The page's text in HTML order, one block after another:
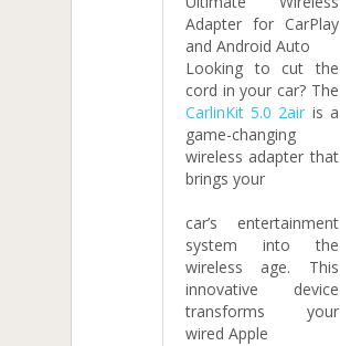
Adapter for CarPlay
and Android Auto
Looking to cut the
cord in your car? The
CarlinKit 5.0 2air is a
game-changing
wireless adapter that
brings your
car’s entertainment
system into the
wireless age. This
innovative device
transforms your
wired Apple